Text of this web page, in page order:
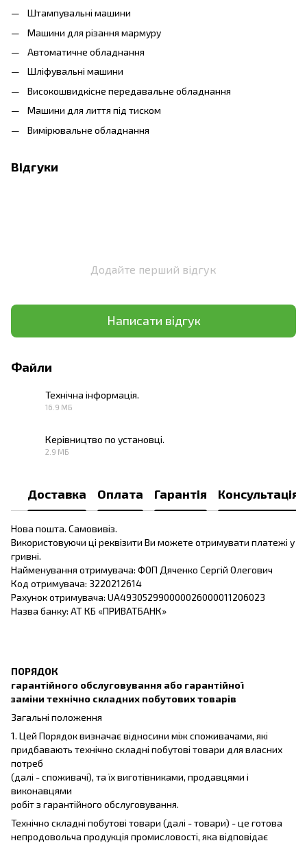
Штампувальні машини
Машини для різання мармуру
Автоматичне обладнання
Шліфувальні машини
Високошвидкісне передавальне обладнання
Машини для лиття під тиском
Вимірювальне обладнання
Відгуки
Додайте перший відгук
Написати відгук
Файли
Технічна інформація.
16.9 МБ
Керівництво по установці.
2.9 МБ
Доставка Оплата Гарантія Консультація
Нова пошта. Самовивіз.
Використовуючи ці реквізити Ви можете отримувати платежі у
гривні.
Найменування отримувача: ФОП Дяченко Сергій Олегович
Код отримувача: 3220212614
Рахунок отримувача: UA493052990000026000011206023
Назва банку: АТ КБ «ПРИВАТБАНК»
ПОРЯДОК
гарантійного обслуговування або гарантійної
заміни технічно складних побутових товарів
Загальні положення
1. Цей Порядок визначає відносини між споживачами, які
придбавають технічно складні побутові товари для власних
потреб
(далі - споживачі), та їх виготівниками, продавцями і
виконавцями
робіт з гарантійного обслуговування.
Технічно складні побутові товари (далі - товари) - це готова
непродовольча продукція промисловості, яка відповідає